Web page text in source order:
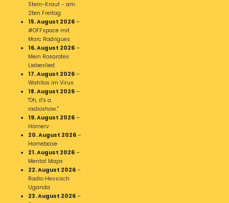
Stein-Kraut - am
2ten Freitag
15. August 2026 –
#OFFspace mit
Marc Rodrigues.
16. August 2026 –
Mein Rosarotes
Liebeslied
17. August 2026 –
Wahllos im Virus
18. August 2026 –
"Oh, it's a
radioshow."
19. August 2026 –
Hörnerv
20. August 2026 –
Homebase
21. August 2026 –
Mental Maps
22. August 2026 –
Radio Hessisch
Uganda
23. August 2026 –